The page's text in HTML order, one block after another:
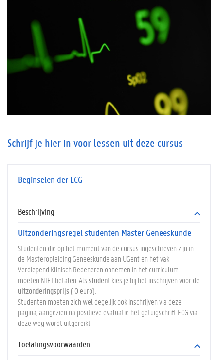
Schrijf je hier in voor lessen uit deze cursus
Beginselen der ECG
Beschrijving
Uitzonderingsregel studenten Master Geneeskunde
Studenten die op het moment van de cursus ingeschreven zijn in
de Masteropleiding Geneeskunde aan UGent en het vak
Verdiepend Klinisch Redeneren opnemen in het curriculum
moeten NIET betalen. Alsstudentkies je bij het inschrijven voor de
uitzonderingsprijs( 0 euro).
Studenten moeten zich wel degelijk ook inschrijven via deze
pagina, aangezien na positieve evaluatie het getuigschrift ECG via
deze weg wordt uitgereikt.
Toelatingsvoorwaarden